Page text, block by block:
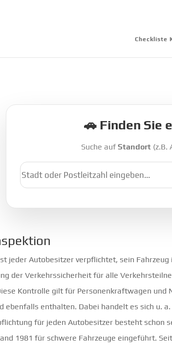
Checkliste
🚗 Finden Sie
Suche auf Standort (z.B.
jeder Autobesitzer verpflichtet, sein
der Verkehrssicherheit für alle
Kontrolle gilt für Personenkraftwagen und
ebenfalls enthalten. Dabei handelt es sich u.
für jeden Autobesitzer besteht schon
1981 für schwere Fahrzeuge eingeführt.